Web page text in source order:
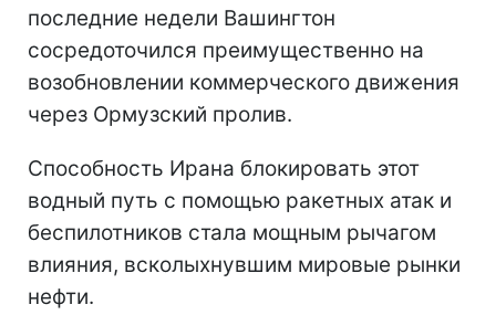
последние недели Вашингтон
сосредоточился преимущественно на
возобновлении коммерческого движения
через Ормузский пролив.
Способность Ирана блокировать этот
водный путь с помощью ракетных атак и
беспилотников стала мощным рычагом
влияния, всколыхнувшим мировые рынки
нефти.